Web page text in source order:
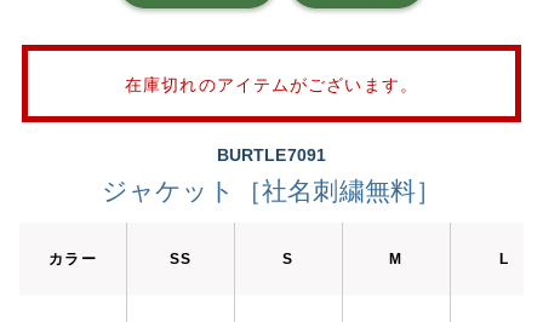
在庫切れのアイテムがございます。
BURTLE7091
ジャケット［社名刺繍無料］
カラー SS S M L